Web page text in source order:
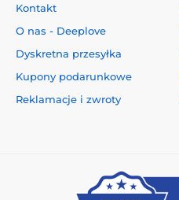
Kontakt
O nas - Deeplove
Dyskretna przesyłka
Kupony podarunkowe
Reklamacje i zwroty